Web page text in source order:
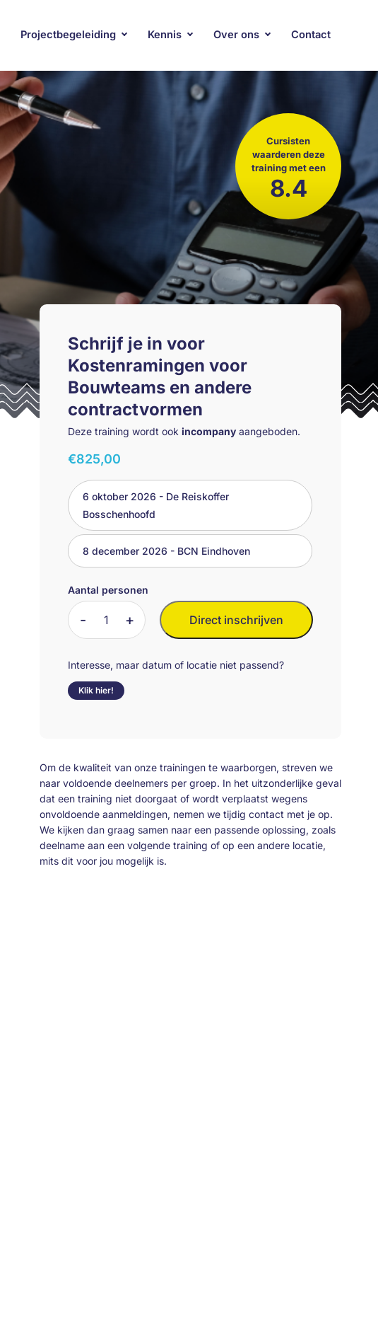
Projectbegeleiding Kennis Over ons Contact
Cursisten
waarderen deze
training met een
8.4
Schrijf je in voor
Kostenramingen voor
Bouwteams en andere
contractvormen
Deze training wordt ook incompanyaangeboden.
€825,00
6 oktober 2026 - De Reiskoffer
Bosschenhoofd
8 december 2026 - BCN Eindhoven
Aantal personen
Kostenramingen
voor
Bouwteams
en
contractvormen
Direct inschrijven
Interesse, maar datum of locatie niet passend?
Klik hier!
Om de kwaliteit van onze trainingen te waarborgen, streven we
naar voldoende deelnemers per groep. In het uitzonderlijke geval
dat een training niet doorgaat of wordt verplaatst wegens
onvoldoende aanmeldingen, nemen we tijdig contact met je op.
We kijken dan graag samen naar een passende oplossing, zoals
deelname aan een volgende training of op een andere locatie,
mits dit voor jou mogelijk is.